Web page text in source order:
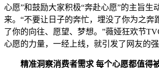
心愿”和鼓励大家积极“奔赴心愿”的主旨生
来。“不要让日子的奔忙，埋没了你为之奔
了你的向往、愿望、梦想。”薇娅狂欢节
心愿的力量，一经上线，就引发了网友的强
精准洞察消费者需求 每个心愿都值得